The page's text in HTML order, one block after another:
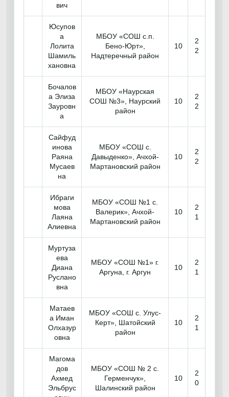
вич
Юсупов
а
Лолита
Шамиль
хановна
МБОУ «СОШ с.п.
Бено-Юрт»,
Надтеречный район
10
2
2
Бочалов
а Элиза
Зауровн
а
МБОУ «Наурская
СОШ №3», Наурский
район
10
2
2
Сайфуд
инова
Раяна
Мусаев
на
МБОУ «СОШ с.
Давыденко», Ачхой-
Мартановский район
10
2
2
Ибраги
мова
Лаяна
Алиевна
МБОУ «СОШ №1 с.
Валерик», Ачхой-
Мартановский район
10
2
1
Муртуза
ева
Диана
Руслано
вна
МБОУ «СОШ №1» г.
Аргуна, г. Аргун
10
2
1
Матаев
а Иман
Олхазур
овна
МБОУ «СОШ с. Улус-
Керт», Шатойский
район
10
2
1
Магома
дов
Ахмед
Эльбрус
МБОУ «СОШ № 2 с.
Герменчук»,
Шалинский район
10
2
0